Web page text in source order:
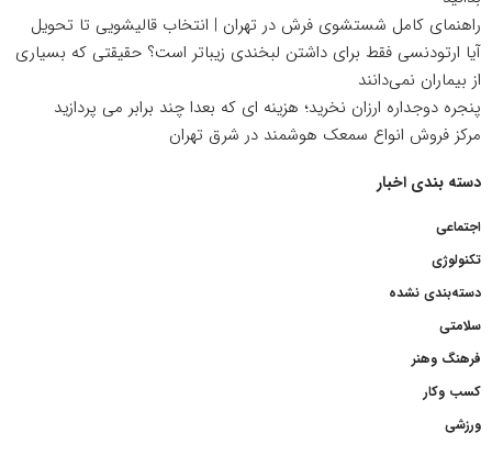
راهنمای کامل شستشوی فرش در تهران | انتخاب قالیشویی تا تحویل
آیا ارتودنسی فقط برای داشتن لبخندی زیباتر است؟ حقیقتی که بسیاری
از بیماران نمی‌دانند
پنجره دوجداره ارزان نخرید؛ هزینه ای که بعدا چند برابر می پردازید
مرکز فروش انواع سمعک هوشمند در شرق تهران
دسته بندی اخبار
اجتماعی
تکنولوژی
دسته‌بندی نشده
سلامتی
فرهنگ وهنر
کسب وکار
ورزشی